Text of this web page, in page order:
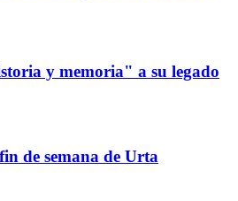
y memoria" a su legado
de semana de Urta